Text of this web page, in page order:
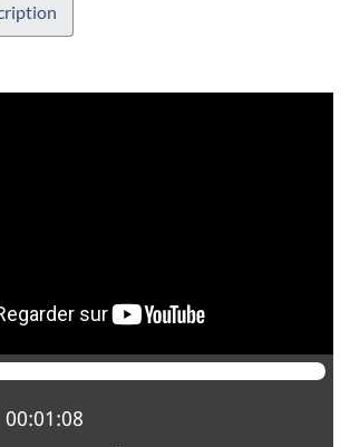
:
Temps total :
00:01:08